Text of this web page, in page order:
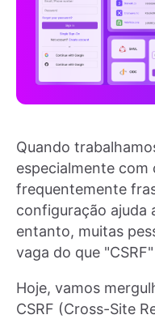
Quando
especialmente com
frequentemente
configuração ajuda
entanto, muitas
vaga do que
Hoje, vamos
CSRF (Cross-Site